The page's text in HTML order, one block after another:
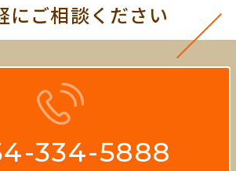
にご相談ください
334-5888